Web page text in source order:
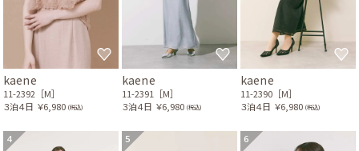
kaene
11-2392［M］
３泊４日 ￥6,980 (税込)
kaene
11-2391［M］
３泊４日 ￥6,980 (税込)
kaene
11-2390［M］
３泊４日 ￥6,980 (税込)
4 5 6